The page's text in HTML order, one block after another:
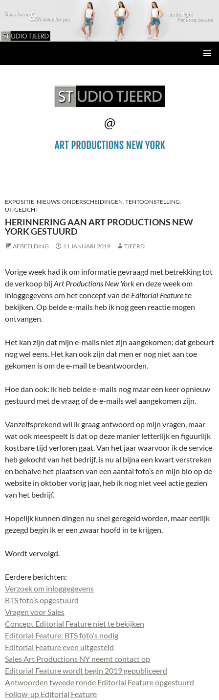
EXPOSITIE, NIEUWS, ONDERSCHEIDINGEN, TENTOONSTELLING,
UITGELICHT
HERINNERING AAN ART PRODUCTIONS NEW
YORK GESTUURD
AFBEELDING 11 JANUARI 2019 TJEERD
Vorige week had ik om informatie gevraagd met betrekking tot
de verkoop bij Art Productions New Yorken deze week om
inloggegevens om het concept van de Editorial Featurete
bekijken. Op beide e-mails heb ik nog geen reactie mogen
ontvangen.
Het kan zijn dat mijn e-mails niet zijn aangekomen; dat gebeurt
nog wel eens. Het kan ook zijn dat men er nog niet aan toe
gekomen is om de e-mail te beantwoorden.
Hoe dan ook: ik heb beide e-mails nog maar een keer opnieuw
gestuurd met de vraag of de e-mails wel aangekomen zijn.
Vanzelfsprekend wil ik graag antwoord op mijn vragen, maar
wat ook meespeelt is dat op deze manier letterlijk en figuurlijk
kostbare tijd verloren gaat. Van het jaar waarvoor ik de service
heb gekocht van het bedrijf, is nu al bijna een kwart verstreken
en behalve het plaatsen van een aantal foto’s en mijn bio op de
website in oktober vorig jaar, heb ik nog niet veel actie gezien
van het bedrijf.
Hopelijk kunnen dingen nu snel geregeld worden, maar eerlijk
gezegd begin ik er een zwaar hoofd in te krijgen.
Wordt vervolgd.
Eerdere berichten:
Verzoek om inloggegevens
BTS foto’s opgestuurd
Vragen voor Sales
Concept Editorial Feature niet te bekijken
Editorial Feature: BTS foto’s nodig
Editorial Feature even uitgesteld
Sales Art Productions NY neemt contact op
Editorial Feature wordt begin 2019 gepubliceerd
Antwoorden tweede ronde Editorial Feature opgestuurd
Follow-up Editorial Feature